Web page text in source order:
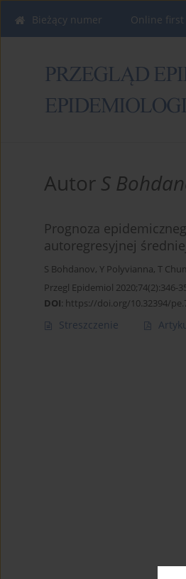
Bieżący numer Online first
Autor S
Prognoza
autoregresyjnej
S Bohdanov, Y Polyvianna, T
Przegl Epidemiol 2020;74(2):346-
DOI: https://doi.org/10.32394/
Streszczenie